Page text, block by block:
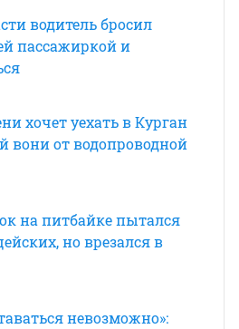
водитель бросил
пассажиркой и
хочет уехать в Курган
вони от водопроводной
на питбайке пытался
но врезался в
невозможно»: